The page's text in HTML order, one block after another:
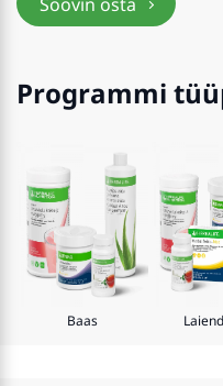
Programmi
Baas